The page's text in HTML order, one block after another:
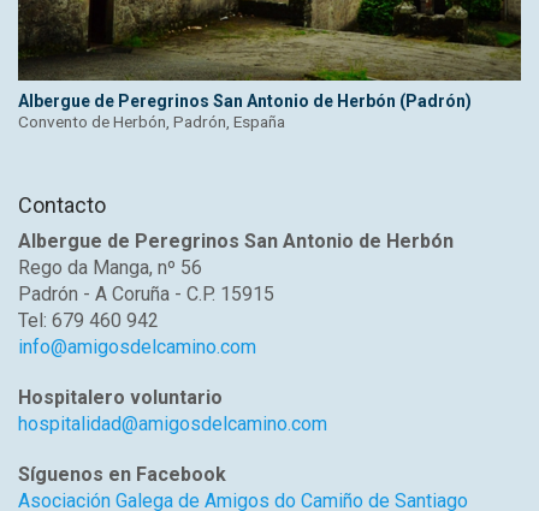
Albergue de Peregrinos San Antonio de Herbón (Padrón)
Convento de Herbón, Padrón, España
Contacto
Albergue de Peregrinos San Antonio de Herbón
Rego da Manga, nº 56
Padrón - A Coruña - C.P. 15915
Tel: 679 460 942
info@amigosdelcamino.com
Hospitalero voluntario
hospitalidad@amigosdelcamino.com
Síguenos en Facebook
Asociación Galega de Amigos do Camiño de Santiago